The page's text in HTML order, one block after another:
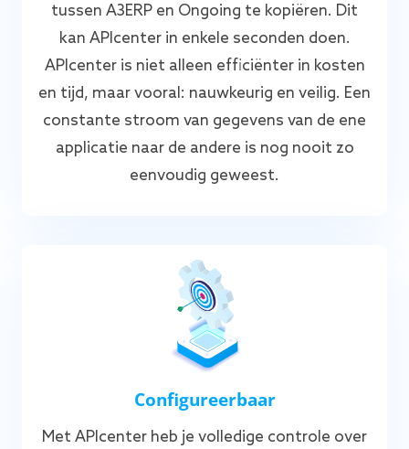
tussen A3ERP en Ongoing te kopiëren. Dit
kan APIcenter in enkele seconden doen.
APIcenter is niet alleen efficiënter in kosten
en tijd, maar vooral: nauwkeurig en veilig. Een
constante stroom van gegevens van de ene
applicatie naar de andere is nog nooit zo
eenvoudig geweest.
Configureerbaar
Met APIcenter heb je volledige controle over